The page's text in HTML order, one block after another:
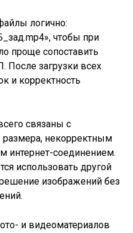
логично:
чтобы при
проще сопоставить
После загрузки всех
и корректность
связаны с
некорректным
интернет-соединением.
использовать другой
изображений без
и видеоматериалов